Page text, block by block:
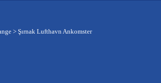
> Şırnak Lufthavn Ankomster